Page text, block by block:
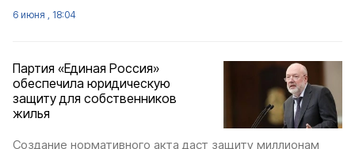
6 июня , 18:04
Партия «Единая Россия»
обеспечила юридическую
защиту для собственников
жилья
Создание нормативного акта даст защиту миллионам